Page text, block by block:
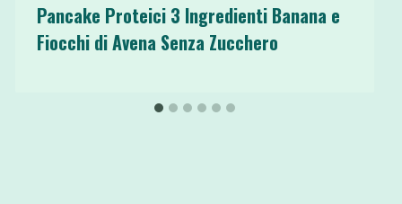
Pancake Proteici 3 Ingredienti Banana e
Fiocchi di Avena Senza Zucchero